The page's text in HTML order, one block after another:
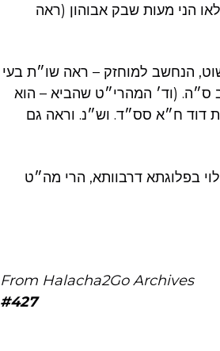
הני מעות שבק אבוהון (ראה
הנחשב למוחזק – ראה שו״ת בעי
ס״ה. (וד׳ המהרי״ט שהביא – הוא
דוד ח״א סס״ד. וש״נ. וראה גם
בפלוגתא דרבוותא, הרי מה״ט
From Halacha2Go Archives
#427